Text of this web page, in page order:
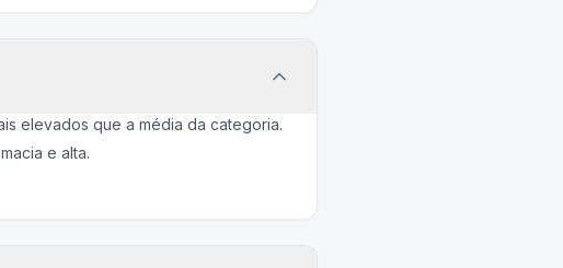
elevados que a média da categoria.
e alta.